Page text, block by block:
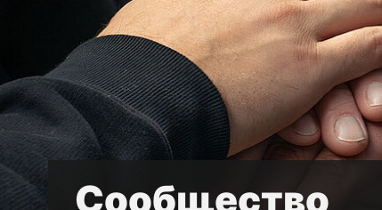
Сообщество